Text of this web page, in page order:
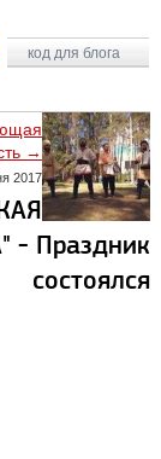
код для блога
→
2017
- Праздник
состоялся